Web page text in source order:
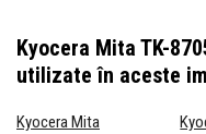
Kyocera Mita TK-
utilizate în aceste
Kyocera Mita